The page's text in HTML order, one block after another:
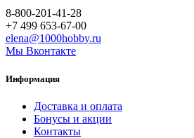
8-800-201-41-28
+7 499 653-67-00
elena@1000hobby.ru
Мы Вконтакте
Информация
Доставка и оплата
Бонусы и акции
Контакты